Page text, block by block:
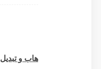
هاب و تبدیل